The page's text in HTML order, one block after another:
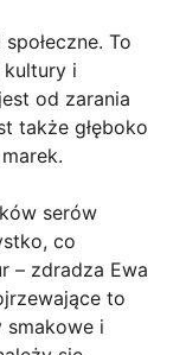
To
kultury i
od zarania
także głęboko
serów
co
– zdradza Ewa
to
smakowe i